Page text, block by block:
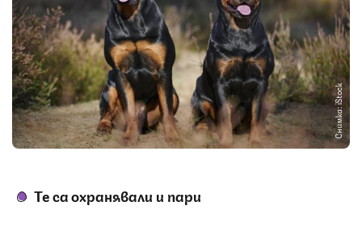
Снимка: iStock
Те са охранявали и пари